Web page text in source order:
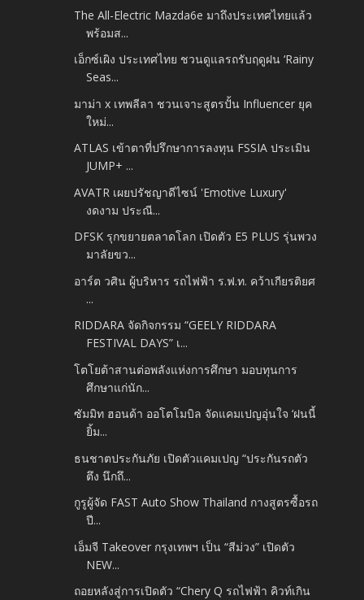
The All-Electric Mazda6e มาถึงประเทศไทยแล้ว
พร้อมส...
เอ็กซ์เผิง ประเทศไทย ชวนดูแลรถรับฤดูฝน ‘Rainy
Seas...
มาม่า x เทพลีลา ชวนเจาะสูตรปั้น Influencer ยุค
ใหม่...
ATLAS เข้าตาที่ปรึกษาการลงทุน FSSIA ประเมิน
JUMP+ ...
AVATR เผยปรัชญาดีไซน์ 'Emotive Luxury'
งดงาม ประณี...
DFSK รุกขยายตลาดโลก เปิดตัว E5 PLUS รุ่นพวง
มาลัยขว...
อาร์ต วศิน ผู้บริหาร รถไฟฟ้า ร.ฟ.ท. คว้าเกียรติยศ
...
RIDDARA จัดกิจกรรม “GEELY RIDDARA
FESTIVAL DAYS” เ...
โตโยต้าสานต่อพลังแห่งการศึกษา มอบทุนการ
ศึกษาแก่นัก...
ซัมมิท ฮอนด้า ออโตโมบิล จัดแคมเปญอุ่นใจ ‘ฝนนี้
ยิ้ม...
ธนชาตประกันภัย เปิดตัวแคมเปญ “ประกันรถตัว
ตึง นึกถึ...
กูรูผู้จัด FAST Auto Show Thailand กางสูตรซื้อรถ
ปี...
เอ็มจี Takeover กรุงเทพฯ เป็น “สีม่วง” เปิดตัว
NEW...
ถอยหลังสู่การเปิดตัว “Chery Q รถไฟฟ้า คิวท์เกิน